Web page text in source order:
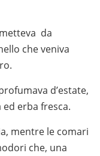
da
che veniva
d’estate,
erba fresca.
mentre le comari
che, una